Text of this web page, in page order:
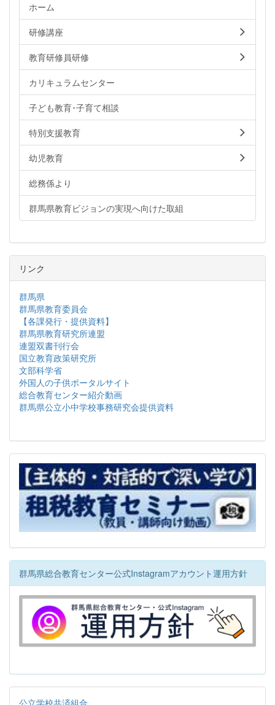
ホーム
研修講座
教育研修員研修
カリキュラムセンター
子ども教育･子育て相談
特別支援教育
幼児教育
総務係より
群馬県教育ビジョンの実現へ向けた取組
リンク
群馬県
群馬県教育委員会
【各課発行・提供資料】
群馬県教育研究所連盟
連盟双書刊行会
国立教育政策研究所
文部科学省
外国人の子供ポータルサイト
総合教育センター紹介動画
群馬県公立小中学校事務研究会提供資料
群馬県総合教育センター公式Instagramアカウント運用方針